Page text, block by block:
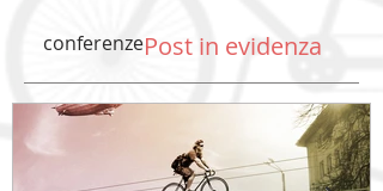
conferenzePost in evidenza